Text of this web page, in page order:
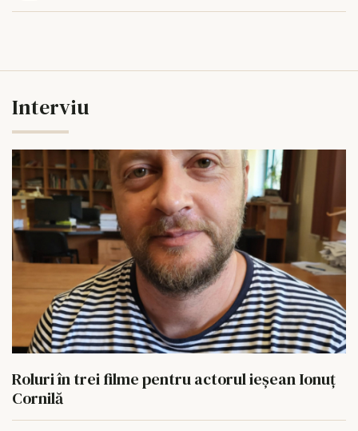
Interviu
Roluri în trei filme pentru actorul ieşean Ionuţ
Cornilă